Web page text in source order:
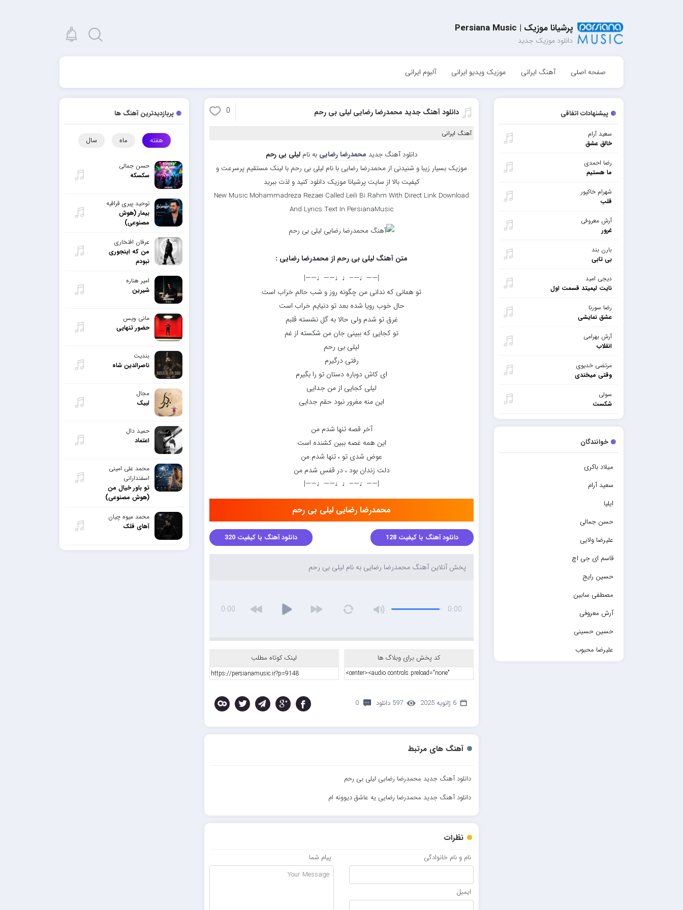
پرشیانا موزیک | Persiana Music
دانلود موزیک جدید
صفحه اصلی آهنگ ایرانی موزیک ویدیو ایرانی آلبوم ایرانی
پیشنهادات اتفاقی
سعید آرام
خالق عشق
رضا احمدی
ما هستیم
شهرام خاکپور
قلب
آرش معروفی
غرور
بارن بند
بی تابی
دیجی امید
نایت لیمیتد قسمت اول
رضا سورنا
عشق نمایشی
آرش بهرامی
انقلاب
مرتضی خدیوی
وقتی میخندی
سولی
شکست
خوانندگان
میلاد باکری
سعید آرام
ایلیا
حسن جمالی
علیرضا ولایی
قاسم ای جی اچ
حسین رایج
مصطفی سابین
آرش معروفی
حسین حسینی
علیرضا محبوب
دانلود آهنگ جدید محمدرضا رضایی لیلی بی رحم 0
آهنگ ایرانی
دانلود آهنگ جدید محمدرضا رضایی به ناملیلی بی رحم
موزیک بسیار زیبا و شنیدنی از محمدرضا رضایی با نام لیلی بی رحم با لینک مستقیم پرسرعت و
کیفیت بالا از سایت پرشیانا موزیک دانلود کنید و لذت ببرید
New Music Mohammadreza Rezaei Called Leili Bi Rahm With Direct Link Download
And Lyrics Text In PersianaMusic
متن آهنگ لیلی بی رحم از محمدرضا رضایی :
|——♩—–♩♩——♩——|
تو همانی که ندانی من چگونه روز و شب حالم خراب است
حال خوب رویا شده بعد تو دنیایم خراب است
غرق تو شدم ولی حالا به گل نشسته قلبم
تو کجایی که ببینی جان من شکسته از غم
لیلی بی رحم
رفتی درگیرم
ای کاش دوباره دستان تو را بگیرم
لیلی کجایی از من جدایی
این منه مغرور نبود حقم جدایی
آخر قصه تنها شدم من
این همه غصه ببین کشنده است
عوض شدی تو ، تنها شدم من
دلت زندان بود ، در قفس شدم من
|——♩—–♩♩——♩——|
محمدرضا رضایی لیلی بی رحم
دانلود آهنگ با کیفیت 128 دانلود آهنگ با کیفیت 320
پخش آنلاین آهنگ محمدرضا رضایی به نام لیلی بی رحم
0:00
0:00
کد پخش برای وبلاگ ها لینک کوتاه مطلب
6 ژانویه 2025 597 دانلود 0
آهنگ های مرتبط
دانلود آهنگ جدید محمدرضا رضایی لیلی بی رحم
دانلود آهنگ جدید محمدرضا رضایی یه عاشق دیوونه ام
نظرات
نام و نام خانوادگی
ایمیل
پیام شما
پربازدیدترین آهنگ ها
هفته ماه سال
حسن جمالی
سکسکه
توحید پیری قراقیه
بیمار (هوش
مصنوعی)
عرفان افتخاری
من که اینجوری
نبودم
امیر هناره
شیرین
مانی ویس
حضور تنهایی
بندیت
ناصرالدین شاه
مجال
لبیک
حمید دال
اعتماد
محمد علی امینی
اسفندارانی
تو باور خیال من
(هوش مصنوعی)
محمد میوه چیان
آهای فلک